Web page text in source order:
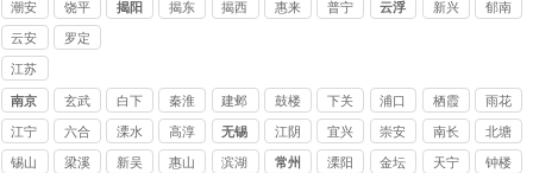
潮安 饶平 揭阳 揭东 揭西 惠来 普宁 云浮 新兴 郁南
云安 罗定
江苏
讨债
公司
南京 玄武 白下 秦淮 建邺 鼓楼 下关 浦口 栖霞
雨花
台
江宁 六合 溧水 高淳 无锡
江阴
讨债
宜兴
讨债
崇安 南长 北塘
锡山 梁溪 新吴 惠山 滨湖 常州 溧阳 金坛 天宁 钟楼